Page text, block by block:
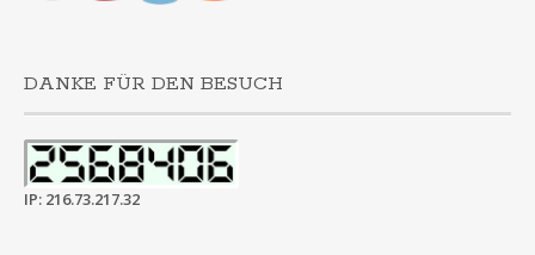
DANKE FÜR DEN BESUCH
IP: 216.73.217.32